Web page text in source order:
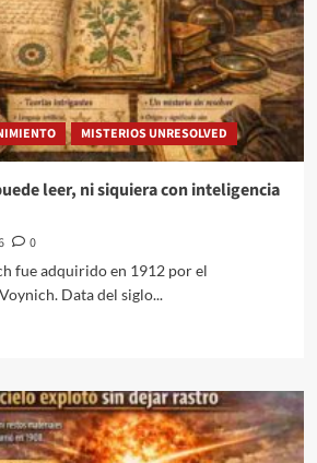
MISTERIOS UNRESOLVED
leer, ni siquiera con inteligencia
0
fue adquirido en 1912 por el
Data del siglo...